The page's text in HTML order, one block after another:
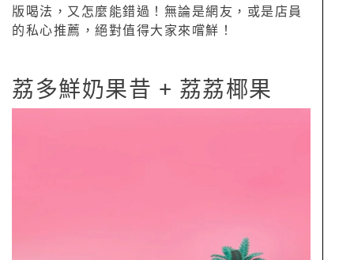
版喝法，又怎麼能錯過！無論是網友，或是店員
的私心推薦，絕對值得大家來嚐鮮！
荔多鮮奶果昔 + 荔荔椰果